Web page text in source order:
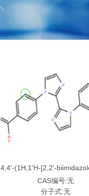
4,4'-(1H,1'H-[2,2'-
diyl)dibenzoic acid
CAS编号:无
分子式:无